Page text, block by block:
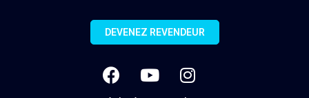
DEVENEZ REVENDEUR